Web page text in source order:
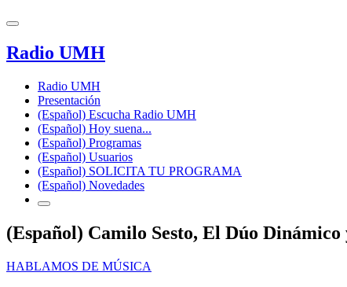
Radio UMH
Radio UMH
Presentación
(Español) Escucha Radio UMH
(Español) Hoy suena...
(Español) Programas
(Español) Usuarios
(Español) SOLICITA TU PROGRAMA
(Español) Novedades
(Español) Camilo Sesto, El Dúo Dinámico
HABLAMOS DE MÚSICA